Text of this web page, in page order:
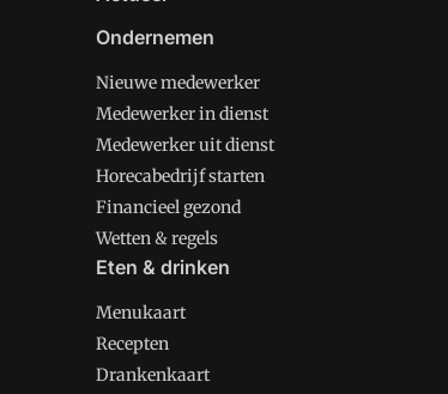
Ondernemen
Nieuwe medewerker
Medewerker in dienst
Medewerker uit dienst
Horecabedrijf starten
Financieel gezond
Wetten & regels
Eten & drinken
Menukaart
Recepten
Drankenkaart